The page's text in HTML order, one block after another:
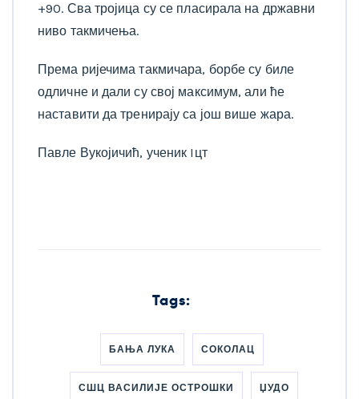
+90. Сва тројица су се пласирала на државни
ниво такмичења.
Према ријечима такмичара, борбе су биле
одличне и дали су свој максимум, али ће
наставити да тренирају са још више жара.
Павле Вукојичић, ученик Iцт
Tags:
БАЊА ЛУКА СОКОЛАЦ
СШЦ ВАСИЛИЈЕ ОСТРОШКИ ЏУДО